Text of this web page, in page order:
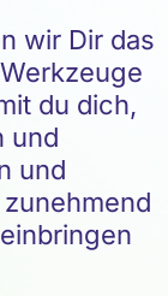
wir Dir das
du dich,
und
und